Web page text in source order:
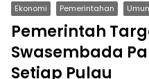
Ekonomi Pemerintahan
Pemerintah
Swasembada
Setiap Pulau